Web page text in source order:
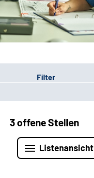
Leichte Sprache
Gebärdensprache
Filter
3 offene Stellen
Listenansicht